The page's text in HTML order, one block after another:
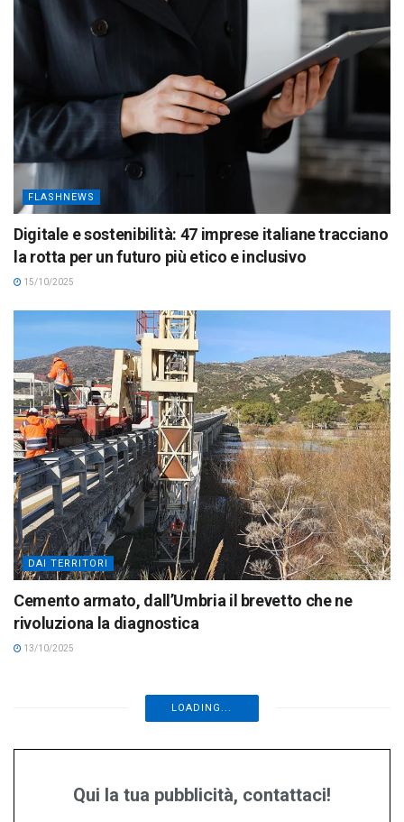
FLASHNEWS
Digitale e sostenibilità: 47 imprese italiane tracciano
la rotta per un futuro più etico e inclusivo
15/10/2025
DAI TERRITORI
Cemento armato, dall’Umbria il brevetto che ne
rivoluziona la diagnostica
13/10/2025